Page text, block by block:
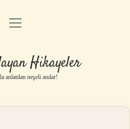
Anasayfa
Uyarı
menüyü
Hikayeler
anlatılan neşeli anılar!